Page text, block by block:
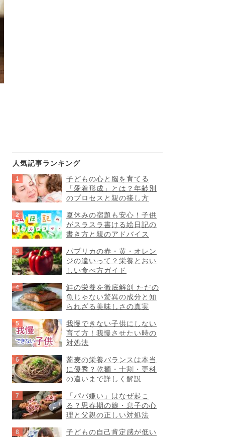
人気記事ランキング
子どもの心と脳を育てる
「愛着形成」とは？年齢別
のプロセスと親の接し方
夏休みの宿題も安心！子供
がスラスラ書ける絵日記の
書き方と親のアドバイス
パプリカの赤・黄・オレン
ジの違いって？栄養とおい
しい食べ方ガイド
鮭の栄養を徹底解剖 ただの
魚じゃない驚異の成分と知
られざる美味しさの真実
我慢できない子供にしない
育て方！我慢させたい時の
対処法
蕎麦の栄養バランスは本当
に優秀？乾麺・十割・更科
の違いまで詳しく解説
「パパ嫌い」はなぜ起こ
る？思春期の娘・息子の心
理と父親の正しい対処法
子どもの自己肯定感が低い